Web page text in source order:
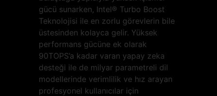
gücü sunarken, Intel® Turbo Boost
Teknolojisi ile en zorlu görevlerin bile
üstesinden kolayca gelir. Yüksek
performans gücüne ek olarak
90TOPS’a kadar varan yapay zeka
desteği ile de milyar parametreli dil
modellerinde verimlilik ve hız arayan
profesyonel kullanıcılar için